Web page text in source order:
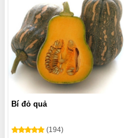
Với khí hậu ôn đới ẩm như
phổ biến ở miền bắc vào
không khí lạnh như Đà Lạt,
Bí đỏ quả
(194)